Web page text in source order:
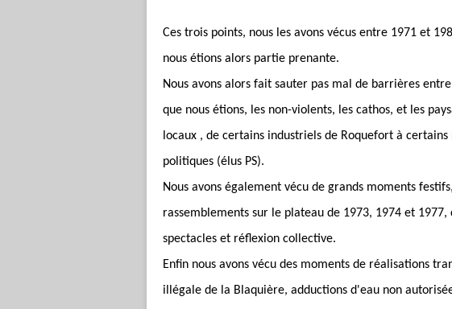
Ces trois points, nous les avons vécus entre 1971 et
nous étions alors partie prenante.
Nous avons alors fait sauter pas mal de barrières
que nous étions, les non-violents, les cathos, et les
locaux , de certains industriels de Roquefort à certains
politiques (élus PS).
Nous avons également vécu de grands moments
rassemblements sur le plateau de 1973, 1974 et
spectacles et réflexion collective.
Enfin nous avons vécu des moments de réalisations
illégale de la Blaquière, adductions d'eau non